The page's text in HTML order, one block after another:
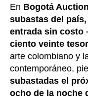
En Bogotá
subastas del
entrada sin costo
ciento veinte
arte colombiano y
contemporáneo,
subastadas el
ocho de la noche